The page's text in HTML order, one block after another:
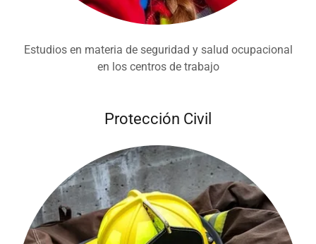
Estudios en materia de seguridad y salud ocupacional
en los centros de trabajo
Protección Civil